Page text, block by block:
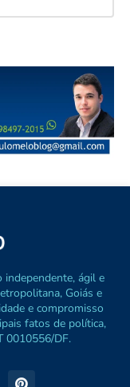
ágil e
Goiás e
e compromisso
fatos de política,
0010556/DF.